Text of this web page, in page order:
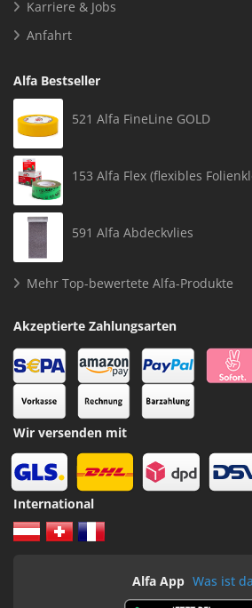
Karriere & Jobs
Anfahrt
Alfa Bestseller
521 Alfa FineLine GOLD
153 Alfa Flex (flexibles
591 Alfa Abdeckvlies
Mehr Top-bewertete Alfa-Produkte
Akzeptierte Zahlungsarten
Wir versenden mit
International
Alfa App Was ist